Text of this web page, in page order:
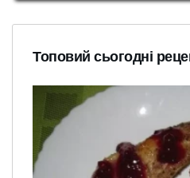
Топовий сьогодні